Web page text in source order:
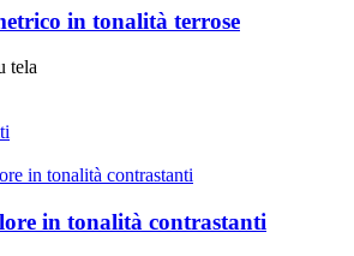
in tonalità terrose
tela
in tonalità contrastanti